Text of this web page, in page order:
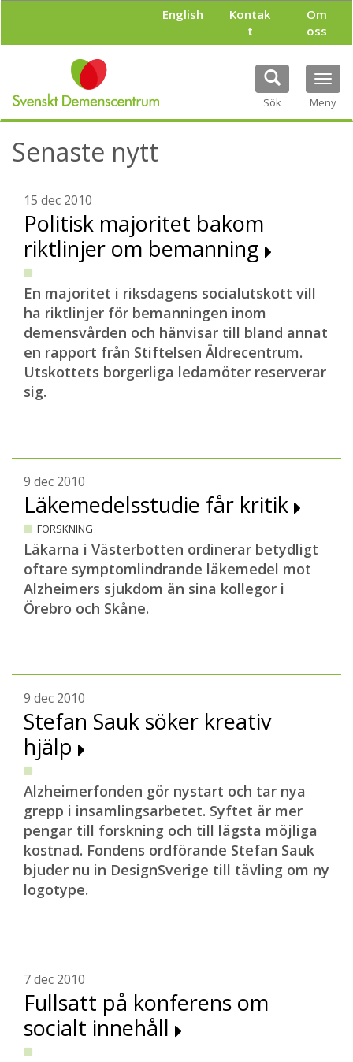
l
English
Kontak
t
Om
oss
Sök Meny
Senaste nytt
15 dec 2010
Politisk majoritet bakom
riktlinjer om bemanning
En majoritet i riksdagens socialutskott vill
ha riktlinjer för bemanningen inom
demensvården och hänvisar till bland annat
en rapport från Stiftelsen Äldrecentrum.
Utskottets borgerliga ledamöter reserverar
sig.
9 dec 2010
Läkemedelsstudie får kritik
FORSKNING
Läkarna i Västerbotten ordinerar betydligt
oftare symptomlindrande läkemedel mot
Alzheimers sjukdom än sina kollegor i
Örebro och Skåne.
9 dec 2010
Stefan Sauk söker kreativ
hjälp
Alzheimerfonden gör nystart och tar nya
grepp i insamlingsarbetet. Syftet är mer
pengar till forskning och till lägsta möjliga
kostnad. Fondens ordförande Stefan Sauk
bjuder nu in DesignSverige till tävling om ny
logotype.
7 dec 2010
Fullsatt på konferens om
socialt innehåll